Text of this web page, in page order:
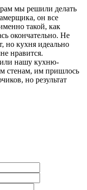
мы решили делать
он все
такой, как
окончательно. Не
но кухня идеально
нравится.
нашу кухню-
стенам, им пришлось
но результат